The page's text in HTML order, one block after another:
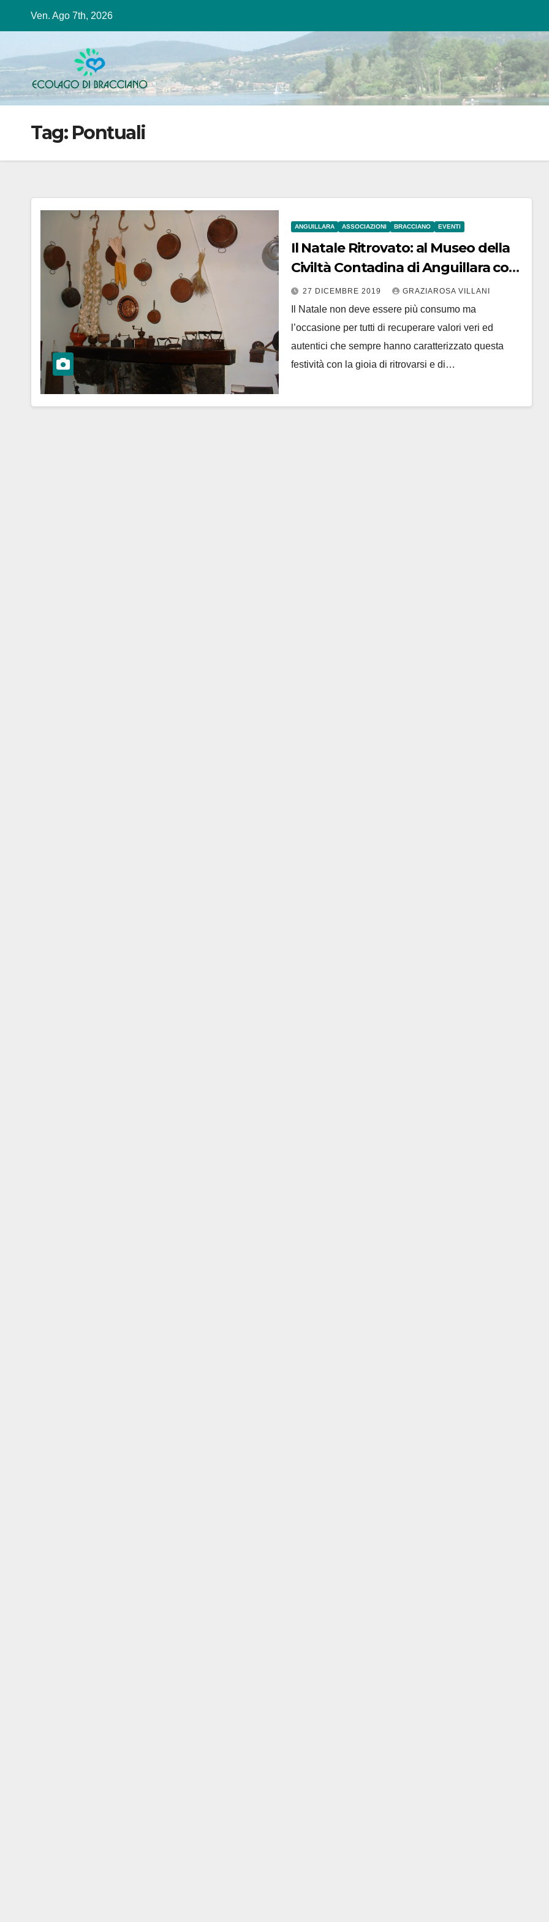
Ven. Ago 7th, 2026
Tag: Pontuali
ANGUILLARA ASSOCIAZIONI BRACCIANO EVENTI
Il Natale Ritrovato: al Museo della
Civiltà Contadina di Anguillara con
musica, parola ed incontri
27 DICEMBRE 2019 GRAZIAROSA VILLANI
Il Natale non deve essere più consumo ma
l’occasione per tutti di recuperare valori veri ed
autentici che sempre hanno caratterizzato questa
festività con la gioia di ritrovarsi e di…